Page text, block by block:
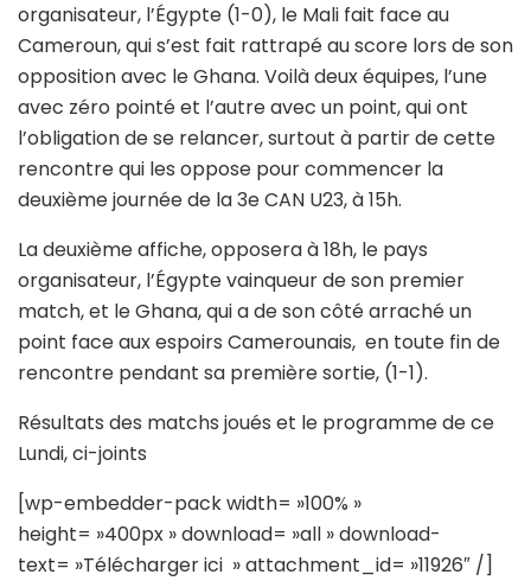
organisateur, l’Égypte (1-0), le Mali fait face au
Cameroun, qui s’est fait rattrapé au score lors de son
opposition avec le Ghana. Voilà deux équipes, l’une
avec zéro pointé et l’autre avec un point, qui ont
l’obligation de se relancer, surtout à partir de cette
rencontre qui les oppose pour commencer la
deuxième journée de la 3e CAN U23, à 15h.
La deuxième affiche, opposera à 18h, le pays
organisateur, l’Égypte vainqueur de son premier
match, et le Ghana, qui a de son côté arraché un
point face aux espoirs Camerounais, en toute fin de
rencontre pendant sa première sortie, (1-1).
Résultats des matchs joués et le programme de ce
Lundi, ci-joints
[wp-embedder-pack width= »100% »
height= »400px » download= »all » download-
text= »Télécharger ici » attachment_id= »11926″ /]